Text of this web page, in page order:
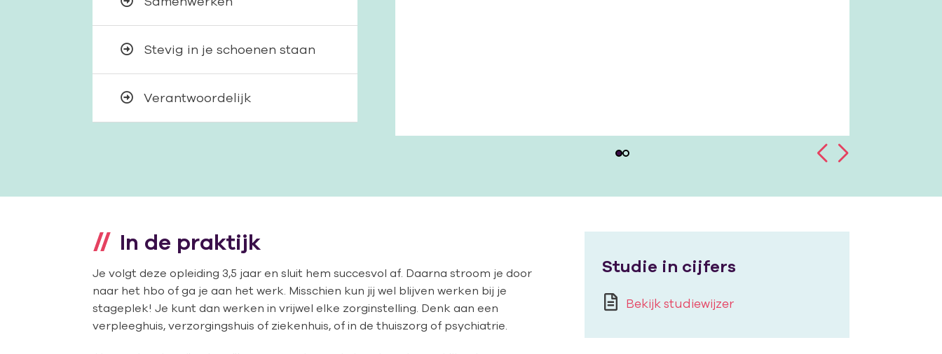
Stevig in je schoenen staan
Verantwoordelijk
In de praktijk
Je volgt deze opleiding 3,5 jaar en sluit hem succesvol af. Daarna stroom je door
naar het hbo of ga je aan het werk. Misschien kun jij wel blijven werken bij je
stageplek! Je kunt dan werken in vrijwel elke zorginstelling. Denk aan een
verpleeghuis, verzorgingshuis of ziekenhuis, of in de thuiszorg of psychiatrie.
Studie in cijfers
Bekijk studiewijzer